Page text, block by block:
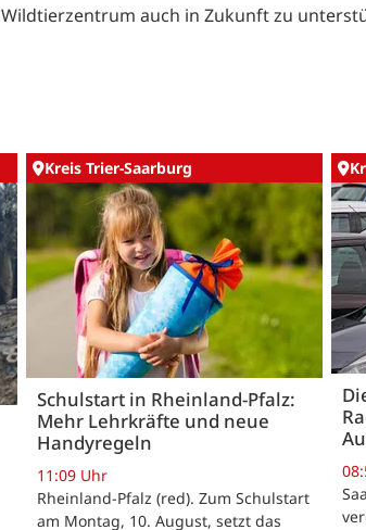
Wildtierzentrum auch in Zukunft zu
Kreis Trier-Saarburg
Schulstart in Rheinland-Pfalz:
Mehr Lehrkräfte und neue
Handyregeln
11:09 Uhr
Rheinland-Pfalz (red). Zum Schulstart
am Montag, 10. August, setzt das